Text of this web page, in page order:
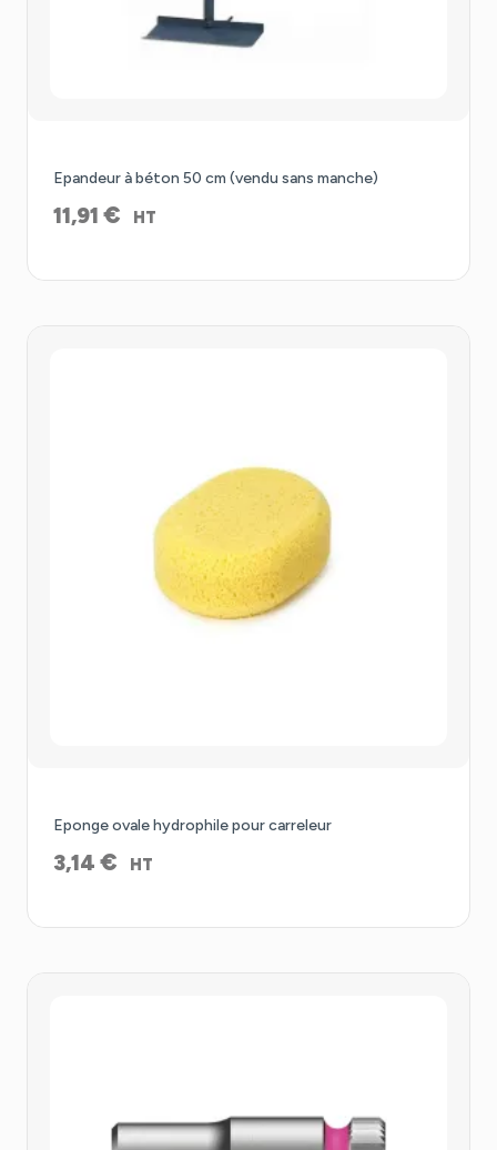
Epandeur à béton 50 cm (vendu sans manche)
11,91 € HT
Eponge ovale hydrophile pour carreleur
3,14 € HT